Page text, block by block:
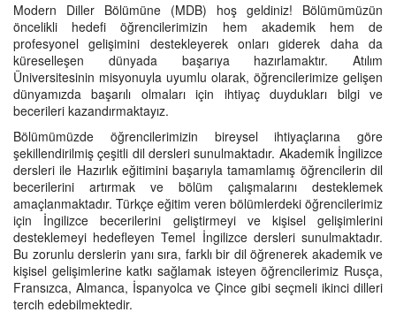
Modern Diller Bölümüne (MDB) hoş geldiniz! Bölümümüzün
öncelikli hedefi öğrencilerimizin hem akademik hem de
profesyonel gelişimini destekleyerek onları giderek daha da
küreselleşen dünyada başarıya hazırlamaktır. Atılım
Üniversitesinin misyonuyla uyumlu olarak, öğrencilerimize gelişen
dünyamızda başarılı olmaları için ihtiyaç duydukları bilgi ve
becerileri kazandırmaktayız.
Bölümümüzde öğrencilerimizin bireysel ihtiyaçlarına göre
şekillendirilmiş çeşitli dil dersleri sunulmaktadır. Akademik İngilizce
dersleri ile Hazırlık eğitimini başarıyla tamamlamış öğrencilerin dil
becerilerini artırmak ve bölüm çalışmalarını desteklemek
amaçlanmaktadır. Türkçe eğitim veren bölümlerdeki öğrencilerimiz
için İngilizce becerilerini geliştirmeyi ve kişisel gelişimlerini
desteklemeyi hedefleyen Temel İngilizce dersleri sunulmaktadır.
Bu zorunlu derslerin yanı sıra, farklı bir dil öğrenerek akademik ve
kişisel gelişimlerine katkı sağlamak isteyen öğrencilerimiz Rusça,
Fransızca, Almanca, İspanyolca ve Çince gibi seçmeli ikinci dilleri
tercih edebilmektedir.